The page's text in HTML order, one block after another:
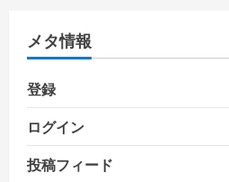
ー
メタ情報
登録
ログイン
投稿フィード